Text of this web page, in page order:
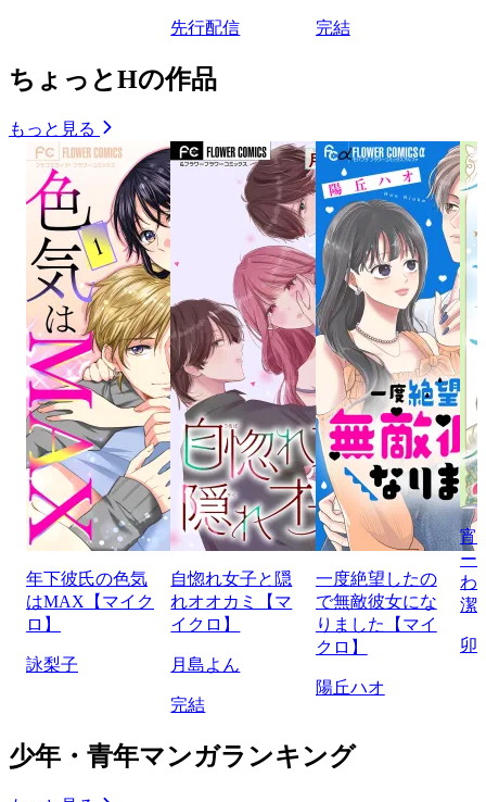
先行配信 完結
ちょっとHの作品
もっと見る
年下彼氏の色気
はMAX【マイク
ロ】
詠梨子
自惚れ女子と隠
れオオカミ【マ
イクロ】
月島よん
完結
一度絶望したの
で無敵彼女にな
りました【マイ
クロ】
陽丘ハオ
宵
ー
わ
潔
卯
少年・青年マンガランキング